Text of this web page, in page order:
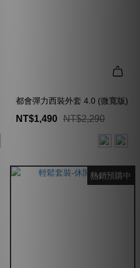
都會彈力西裝外套 4.0 (微寬版)
NT$1,490 NT$2,290
熱銷預購中